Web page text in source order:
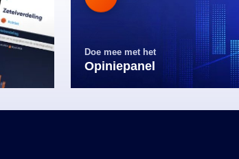
Doe mee met het
Opiniepanel